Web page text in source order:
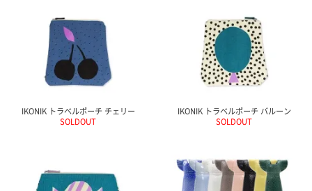
IKONIK トラベルポーチ チェリー
SOLDOUT
IKONIK トラベルポーチ バルーン
SOLDOUT